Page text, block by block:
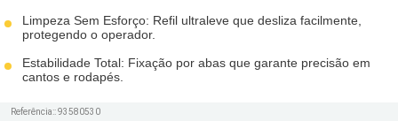
Limpeza Sem Esforço: Refil ultraleve que desliza facilmente,
protegendo o operador.
Estabilidade Total: Fixação por abas que garante precisão em
cantos e rodapés.
Referência::93580530